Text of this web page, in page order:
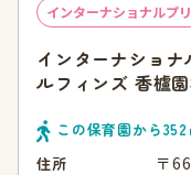
インターナショナルプ
インターナショ
ルフィンズ 香櫨
この保育園から352
住所
〒